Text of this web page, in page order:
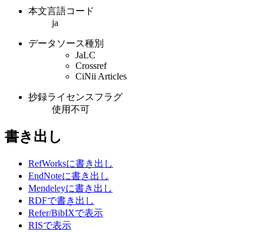
本文言語コード
ja
データソース種別
JaLC
Crossref
CiNii Articles
抄録ライセンスフラグ
使用不可
書き出し
RefWorksに書き出し
EndNoteに書き出し
Mendeleyに書き出し
RDFで書き出し
Refer/BibIXで表示
RISで表示